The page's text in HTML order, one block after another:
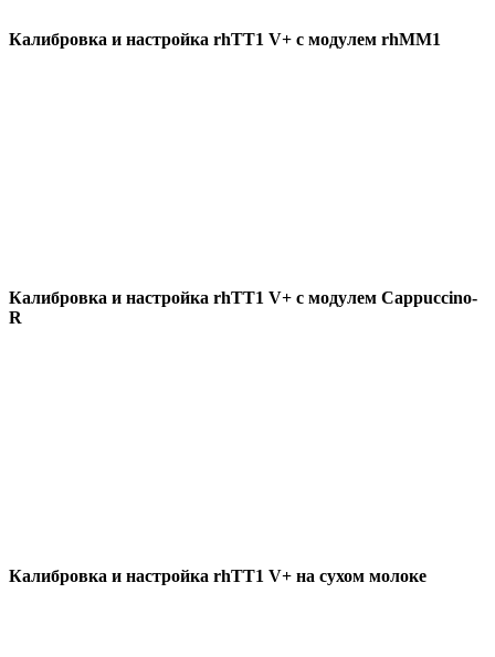
Калибровка и настройка rhTT1 V+ c модулем rhMM1
Калибровка и настройка rhTT1 V+ с модулем Cappuccino-
R
Калибровка и настройка rhTT1 V+ на сухом молоке